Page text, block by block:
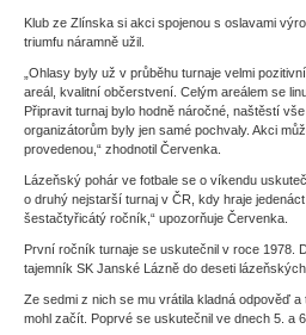
Klub ze Zlínska si akci spojenou s oslavami
triumfu náramně užil.
„Ohlasy byly už v průběhu turnaje velmi
areál, kvalitní občerstvení. Celým areálem se
Připravit turnaj bylo hodně náročné, naštěstí
organizátorům byly jen samé pochvaly. Akci
provedenou,“ zhodnotil Červenka.
Lázeňský pohár ve fotbale se o víkendu
o druhý nejstarší turnaj v ČR, kdy hraje
šestačtyřicátý ročník,“ upozorňuje Červenka.
První ročník turnaje se uskutečnil v roce 1978.
tajemník SK Janské Lázně do deseti
Ze sedmi z nich se mu vrátila kladná odpověď
mohl začít. Poprvé se uskutečnil ve dnech 5. a